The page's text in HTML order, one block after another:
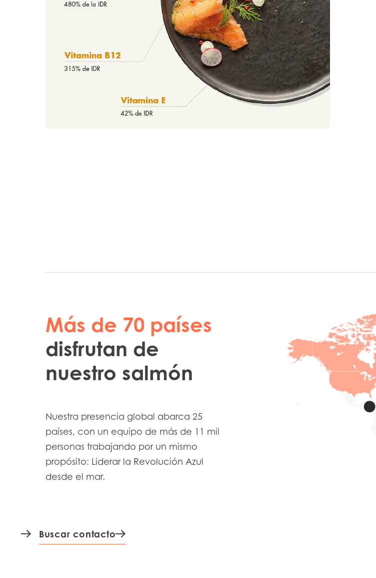
Americas
Mowi Canada East
Mowi Canada West
Mowi ChileACTIVE
Más de 70 países
disfrutan de
nuestro salmón
Nuestra presencia global abarca 25
países, con un equipo de más de 11 mil
personas trabajando por un mismo
propósito: Liderar la Revolución Azul
desde el mar.
Buscar contacto